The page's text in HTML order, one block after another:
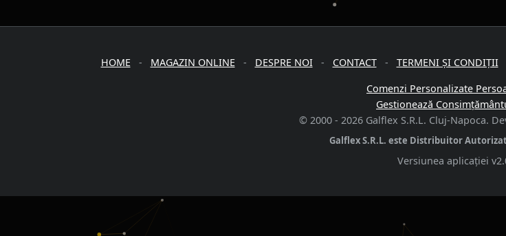
HOME- MAGAZIN ONLINE- DESPRE NOI- CONTACT- TERMENI ȘI CONDIȚII
Comenzi Personalizate
Gestionează
© 2000 - 2026 Galflex S.R.L. Cluj-Napoca.
Galflex S.R.L. este Distribuitor
Versiunea aplicației